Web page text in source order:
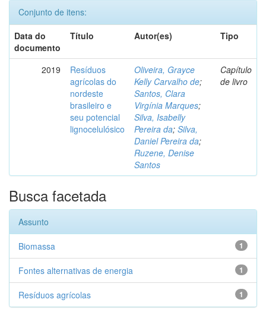
Conjunto de itens:
Data do
documento
Título Autor(es) Tipo
2019
Resíduos
agrícolas do
nordeste
brasileiro e
seu potencial
lignocelulósico
Oliveira, Grayce
Kelly Carvalho de;
Santos, Clara
Virgínia Marques;
Silva, Isabelly
Pereira da; Silva,
Daniel Pereira da;
Ruzene, Denise
Santos
Capítulo
de livro
Busca facetada
Assunto
1
Biomassa
1
Fontes alternativas de energia
1
Resíduos agrícolas